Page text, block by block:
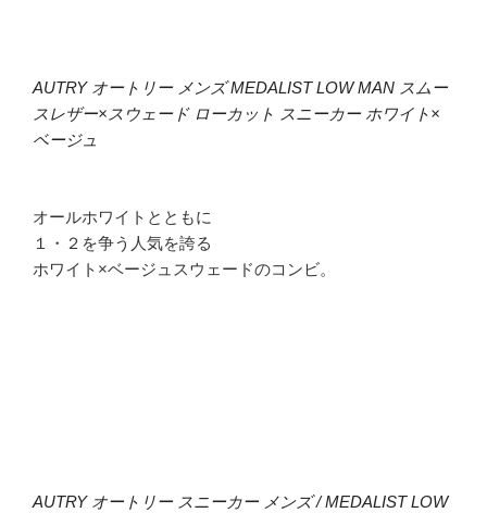
AUTRY オートリー メンズ MEDALIST LOW MAN スムー
スレザー×スウェード ローカット スニーカー ホワイト×
ベージュ
オールホワイトとともに
１・２を争う人気を誇る
ホワイト×ベージュスウェードのコンビ。
AUTRY オートリー スニーカー メンズ / MEDALIST LOW